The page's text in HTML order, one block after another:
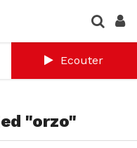
Ecouter
"orzo"